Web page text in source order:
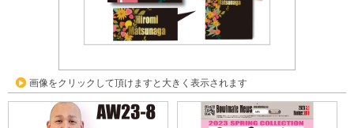
画像をクリックして頂けますと大きく表示されます